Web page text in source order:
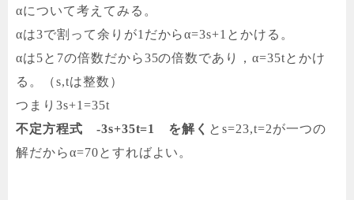
αについて考えてみる。
αは3で割って余りが1だからα=3s+1とかける。
αは5と7の倍数だから35の倍数であり，α=35tとかけ
る。（s,tは整数）
つまり3s+1=35t
不定方程式 -3s+35t=1 を解く とs=23,t=2が一つの
解だからα=70とすればよい。